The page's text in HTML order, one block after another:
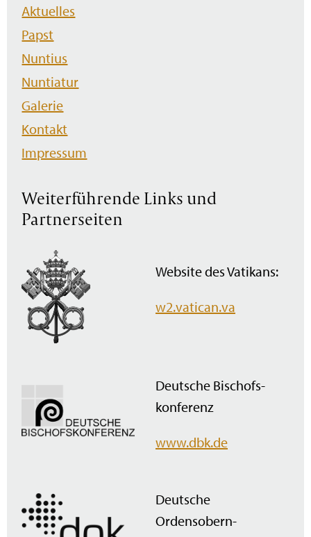
Navigation
überspringen
Aktuelles
Papst
Nuntius
Nuntiatur
Galerie
Kontakt
Impressum
Weiterführende Links und
Partnerseiten
Website des Vatikans:
w2.vatican.va
Deutsche Bischofs­
konferenz
www.dbk.de
Deutsche
Ordensobern­